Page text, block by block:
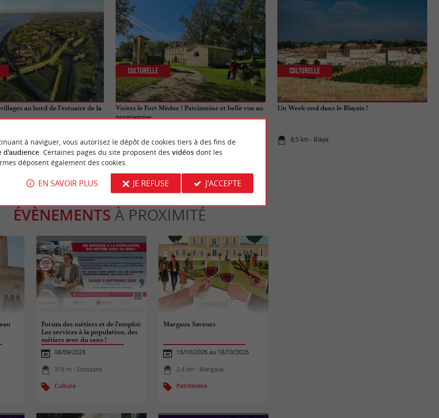
au bord de l’estuaire de la
Visitez le Fort Médoc ! Patrimoine et belle vue au
programme
6,9 km - Cussac-Fort-Médoc
Culturelle
Un Week-end dans le Blayais !
8,5 km - Blaye
Culturelle
ÉVÈNEMENTS À PROXIMITÉ
Forum des métiers et de l’emploi:
Les services à la population, des
métiers avec du sens !
08/09/2026
316 m - Soussans
Culture
Margaux Saveurs
16/10/2026 au 18/10/2026
2,4 km - Margaux
Patrimoine
à naviguer, vous autorisez le dépôt de cookies tiers à des fins de
d'audience. Certaines pages du site proposent des vidéosdont les
déposent également des cookies.
EN SAVOIR PLUS JE REFUSE J'ACCEPTE